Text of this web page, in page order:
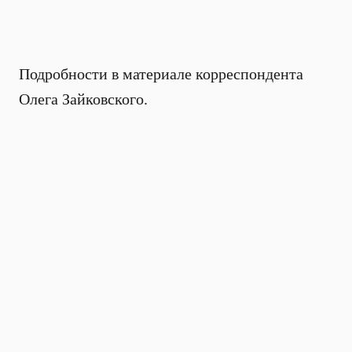
Подробности в материале корреспондента
Олега Зайковского.